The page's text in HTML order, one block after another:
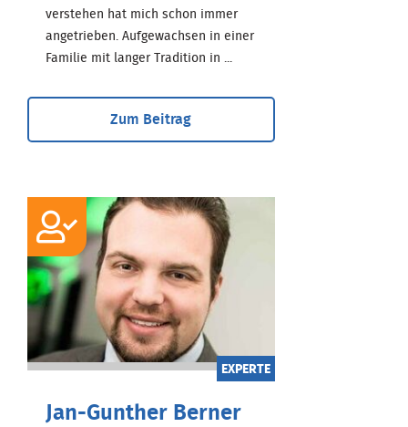
verstehen hat mich schon immer
angetrieben. Aufgewachsen in einer
Familie mit langer Tradition in ...
Zum Beitrag
EXPERTE
Jan-Gunther Berner